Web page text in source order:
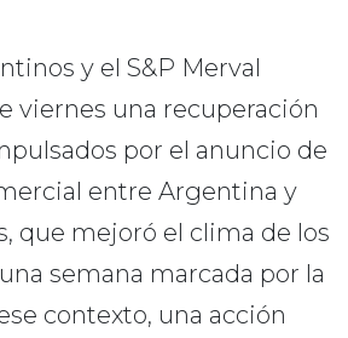
y el S&P Merval
viernes una recuperación
por el anuncio de
entre Argentina y
que mejoró el clima de los
semana marcada por la
contexto, una acción